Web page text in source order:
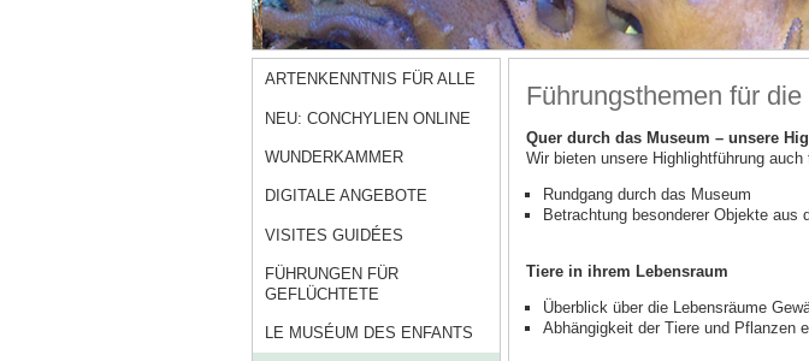
ARTENKENNTNIS FÜR ALLE
NEU: CONCHYLIEN ONLINE
WUNDERKAMMER
DIGITALE ANGEBOTE
VISITES GUIDÉES
FÜHRUNGEN FÜR
GEFLÜCHTETE
LE MUSÉUM DES ENFANTS
Führungsthemen für
Quer durch das Museum – unsere
Wir bieten unsere Highlightführung
Rundgang durch das Museum
Betrachtung besonderer Objekte aus
Tiere in ihrem Lebensraum
Überblick über die Lebensräume
Abhängigkeit der Tiere und Pflanzen